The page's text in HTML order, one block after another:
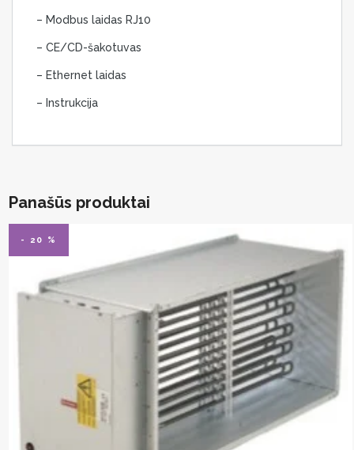
– Modbus laidas RJ10
– CE/CD-šakotuvas
– Ethernet laidas
– Instrukcija
Panašūs produktai
- 20 %